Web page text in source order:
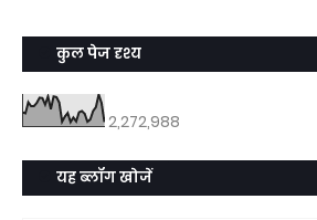
कुल पेज दृश्य
2,272,988
यह ब्लॉग खोजें